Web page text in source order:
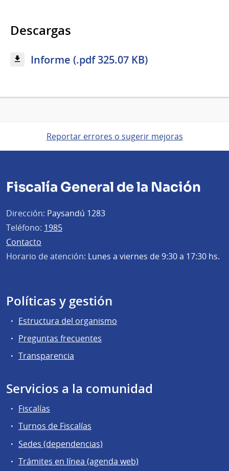
Descargas
Informe (.pdf 325.07 KB)
Reportar errores o sugerir mejoras
Fiscalía General de la Nación
Dirección: Paysandú 1283
Teléfono: 1985
Contacto
Horario de atención: Lunes a viernes de 9:30 a 17:30 hs.
Políticas y gestión
Estructura del organismo
Preguntas frecuentes
Transparencia
Servicios a la comunidad
Fiscalías
Turnos de Fiscalías
Sedes (dependencias)
Trámites en línea (agenda web)